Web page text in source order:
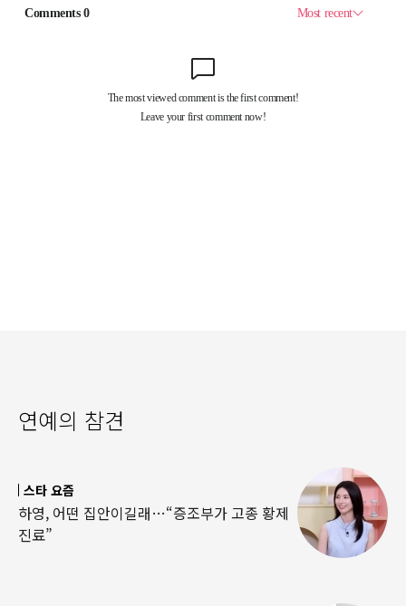
연예의 참견
스타 요즘
하영, 어떤 집안이길래…“증조부가 고종 황제
진료”